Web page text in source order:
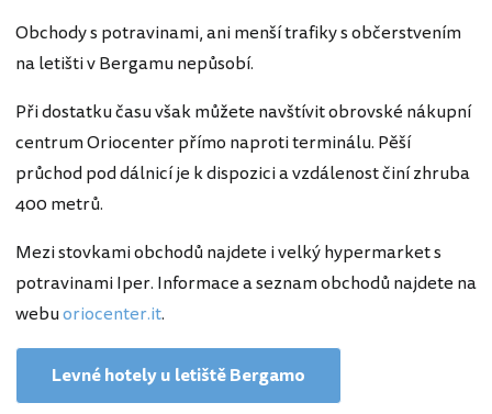
Obchody s potravinami, ani menší trafiky s občerstvením
na letišti v Bergamu nepůsobí.
Při dostatku času však můžete navštívit obrovské nákupní
centrum Oriocenter přímo naproti terminálu. Pěší
průchod pod dálnicí je k dispozici a vzdálenost činí zhruba
400 metrů.
Mezi stovkami obchodů najdete i velký hypermarket s
potravinami Iper. Informace a seznam obchodů najdete na
webuoriocenter.it.
Levné hotely u letiště Bergamo